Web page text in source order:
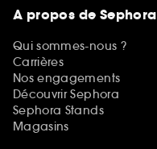
A propos de Sephora
Qui sommes-nous ?
Carrières
Nos engagements
Découvrir Sephora
Sephora Stands
Magasins